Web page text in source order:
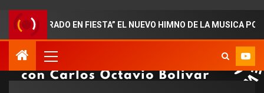
EN FIESTA” EL NUEVO HIMNO DE LA MUSICA POPULAR